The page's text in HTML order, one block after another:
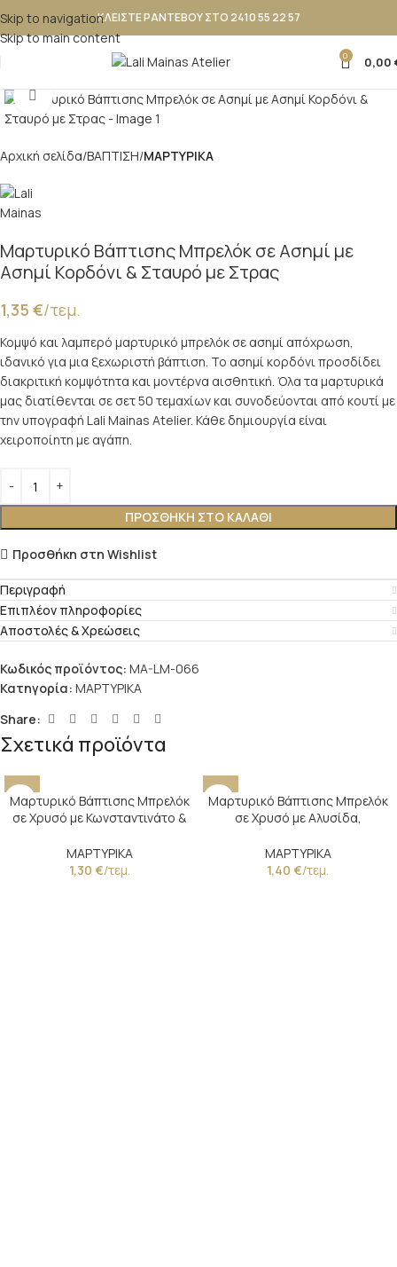
Skip to navigation
Skip to main content
ΚΛΕΙΣΤΕ ΡΑΝΤΕΒΟΥ ΣΤΟ 2410 55 22 57
0 0,00
Κλικ για μεγέθυνση
Αρχική σελίδα ΒΑΠΤΙΣΗ ΜΑΡΤΥΡΙΚΑ
Μαρτυρικό Βάπτισης Μπρελόκ σε Ασημί με
Ασημί Κορδόνι & Σταυρό με Στρας
1,35 €/τεμ.
Κομψό και λαμπερό μαρτυρικό μπρελόκ σε ασημί απόχρωση,
ιδανικό για μια ξεχωριστή βάπτιση. Το ασημί κορδόνι προσδίδει
διακριτική κομψότητα και μοντέρνα αισθητική. Όλα τα μαρτυρικά
μας διατίθενται σε σετ 50 τεμαχίων και συνοδεύονται από κουτί με
την υπογραφή Lali Mainas Atelier. Κάθε δημιουργία είναι
χειροποίητη με αγάπη.
ΠΡΟΣΘΉΚΗ ΣΤΟ ΚΑΛΆΘΙ
Προσθήκη στη Wishlist
Περιγραφή
Επιπλέον πληροφορίες
Αποστολές & Χρεώσεις
Κωδικός προϊόντος: MA-LM-066
Κατηγορία: ΜΑΡΤΥΡΙΚΑ
Share:
Σχετικά προϊόντα
Μαρτυρικό Βάπτισης Μπρελόκ
σε Χρυσό με Κωνσταντινάτο &
ΜΑΡΤΥΡΙΚΑ
1,30 €/τεμ.
Μαρτυρικό Βάπτισης Μπρελόκ
σε Χρυσό με Αλυσίδα,
Κωνσταντινάτο
ΜΑΡΤΥΡΙΚΑ
1,40 €/τεμ.